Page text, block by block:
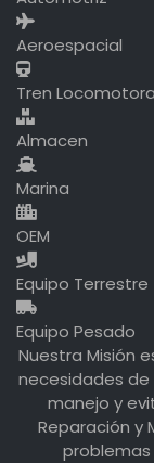
Aeroespacial
Tren Locomotora
Almacen
Marina
OEM
Equipo Terrestre
Equipo Pesado
Nuestra Misión
necesidades
manejo y
Reparación y
problemas